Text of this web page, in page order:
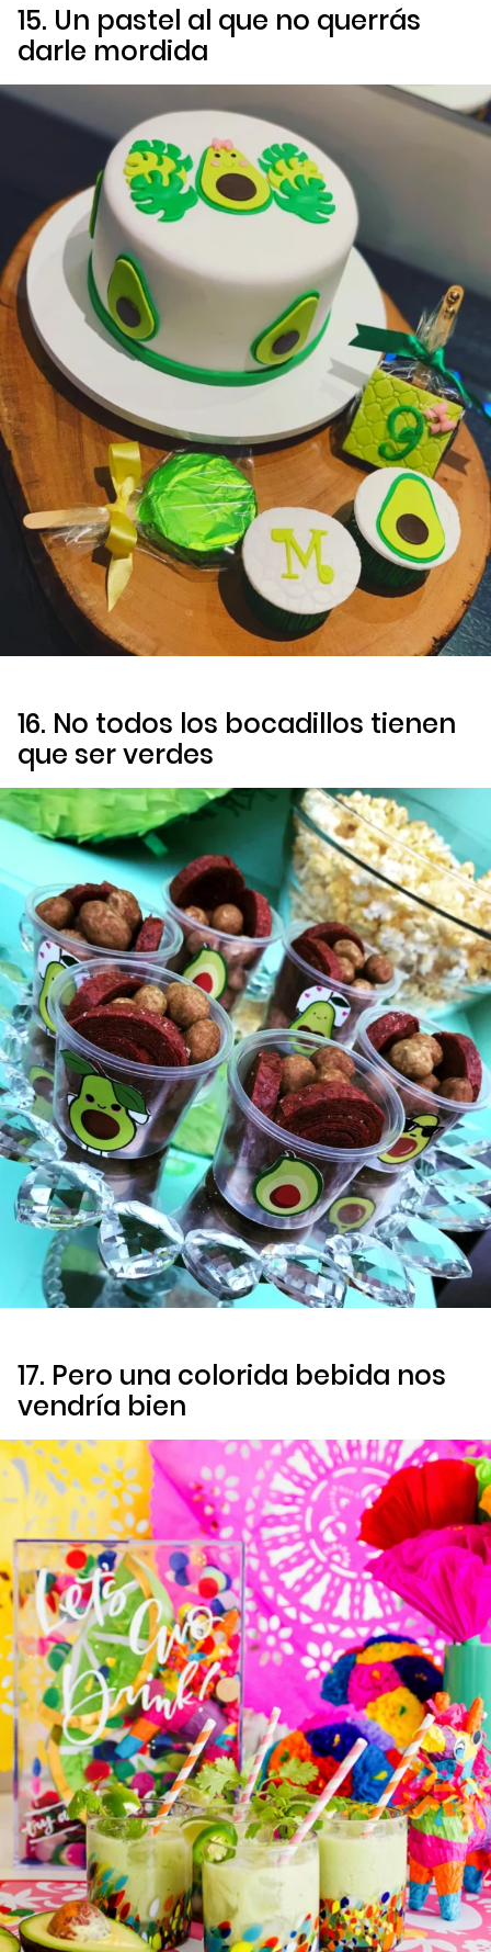
15. Un pastel al que no querrás
darle mordida
16. No todos los bocadillos tienen
que ser verdes
17. Pero una colorida bebida nos
vendría bien